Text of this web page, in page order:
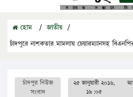
হোম / জাতীয় /
চাঁদপুরে নাশকতার মামলায় চেয়ারম্যানসহ
চাঁদপুর নিউজ
সংবাদ
২৫ জানুয়ারী ২০১৬,
১৯:০৫